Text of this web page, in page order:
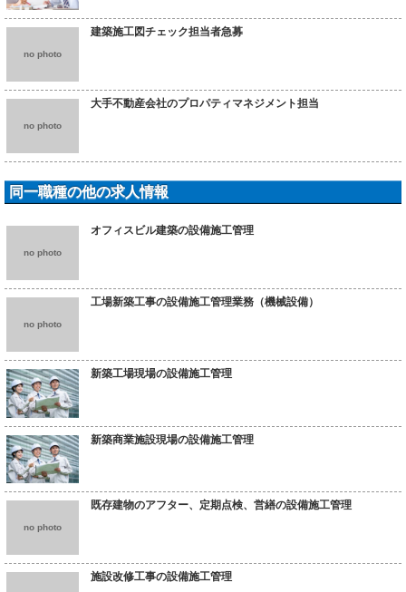
no photo
建築施工図チェック担当者急募
no photo
大手不動産会社のプロパティマネジメント担当
同一職種の他の求人情報
no photo
オフィスビル建築の設備施工管理
no photo
工場新築工事の設備施工管理業務（機械設備）
新築工場現場の設備施工管理
新築商業施設現場の設備施工管理
no photo
既存建物のアフター、定期点検、営繕の設備施工管理
施設改修工事の設備施工管理